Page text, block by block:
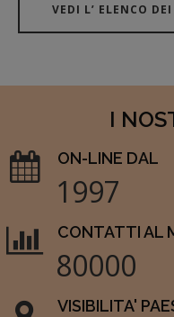
VEDI L’ ELENCO
I
ON-LINE DAL
1997
CONTATTI AL
80000
VISIBILITA'